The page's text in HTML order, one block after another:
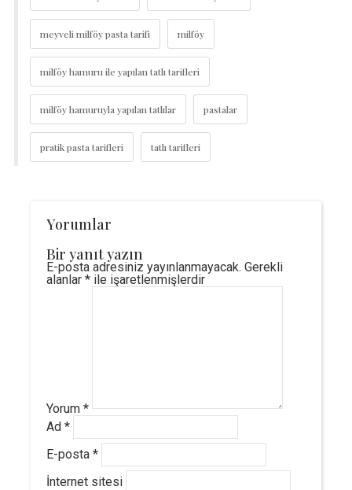
meyveli milföy pasta tarifi milföy
milföy hamuru ile yapılan tatlı tarifleri
milföy hamuruyla yapılan tatlılar pastalar
pratik pasta tarifleri tatlı tarifleri
Yorumlar
Bir yanıt yazın
E-posta adresiniz yayınlanmayacak. Gerekli
alanlar *ile işaretlenmişlerdir
Yorum *
Ad *
E-posta *
İnternet sitesi